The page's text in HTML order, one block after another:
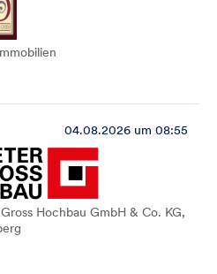
04.08.2026 um 08:55
Hochbau GmbH & Co. KG,